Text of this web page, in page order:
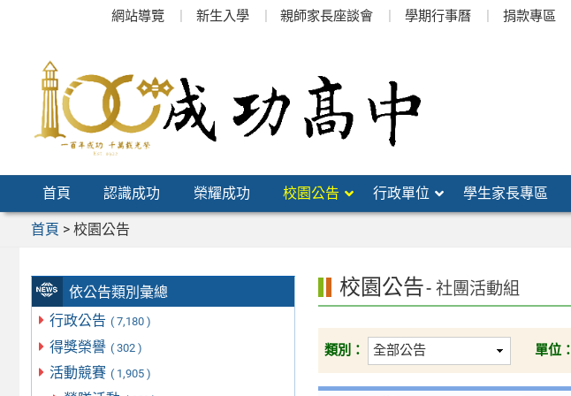
網站導覽 新生入學 親師家長座談會 學期行事曆 捐款專區
首頁 認識成功 榮耀成功 校園公告 行政單位 學生家長專區
首頁 > 校園公告
依公告類別彙總
行政公告 ( 7,180 )
得獎榮譽 ( 302 )
活動競賽 ( 1,905 )
校園公告- 社團活動組
類別： 單位：